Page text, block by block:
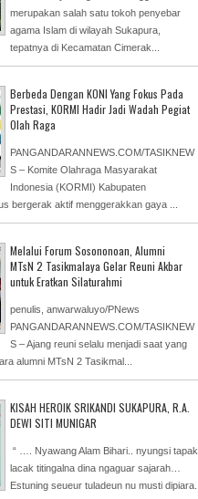
merupakan salah satu tokoh penyebar
agama Islam di wilayah Sukapura,
tepatnya di Kecamatan Cimerak...
Berbeda Dengan KONI Yang Fokus Pada
Prestasi, KORMI Hadir Jadi Wadah Pegiat
Olah Raga
PANGANDARANNEWS.COM/TASIKNEW
S – Komite Olahraga Masyarakat
Indonesia (KORMI) Kabupaten
bergerak aktif menggerakkan gaya ...
Melalui Forum Sosononoan, Alumni
MTsN 2 Tasikmalaya Gelar Reuni Akbar
untuk Eratkan Silaturahmi
penulis, anwarwaluyo/PNews
PANGANDARANNEWS.COM/TASIKNEW
S – Ajang reuni selalu menjadi saat yang
alumni MTsN 2 Tasikmal...
KISAH HEROIK SRIKANDI SUKAPURA, R.A.
DEWI SITI MUNIGAR
“ …. Nyawang Alam Bihari.. nyungsi tapak
lacak titingalna dina ngaguar sajarah…
Estuning seueur tuladeun nu musti dipiara.